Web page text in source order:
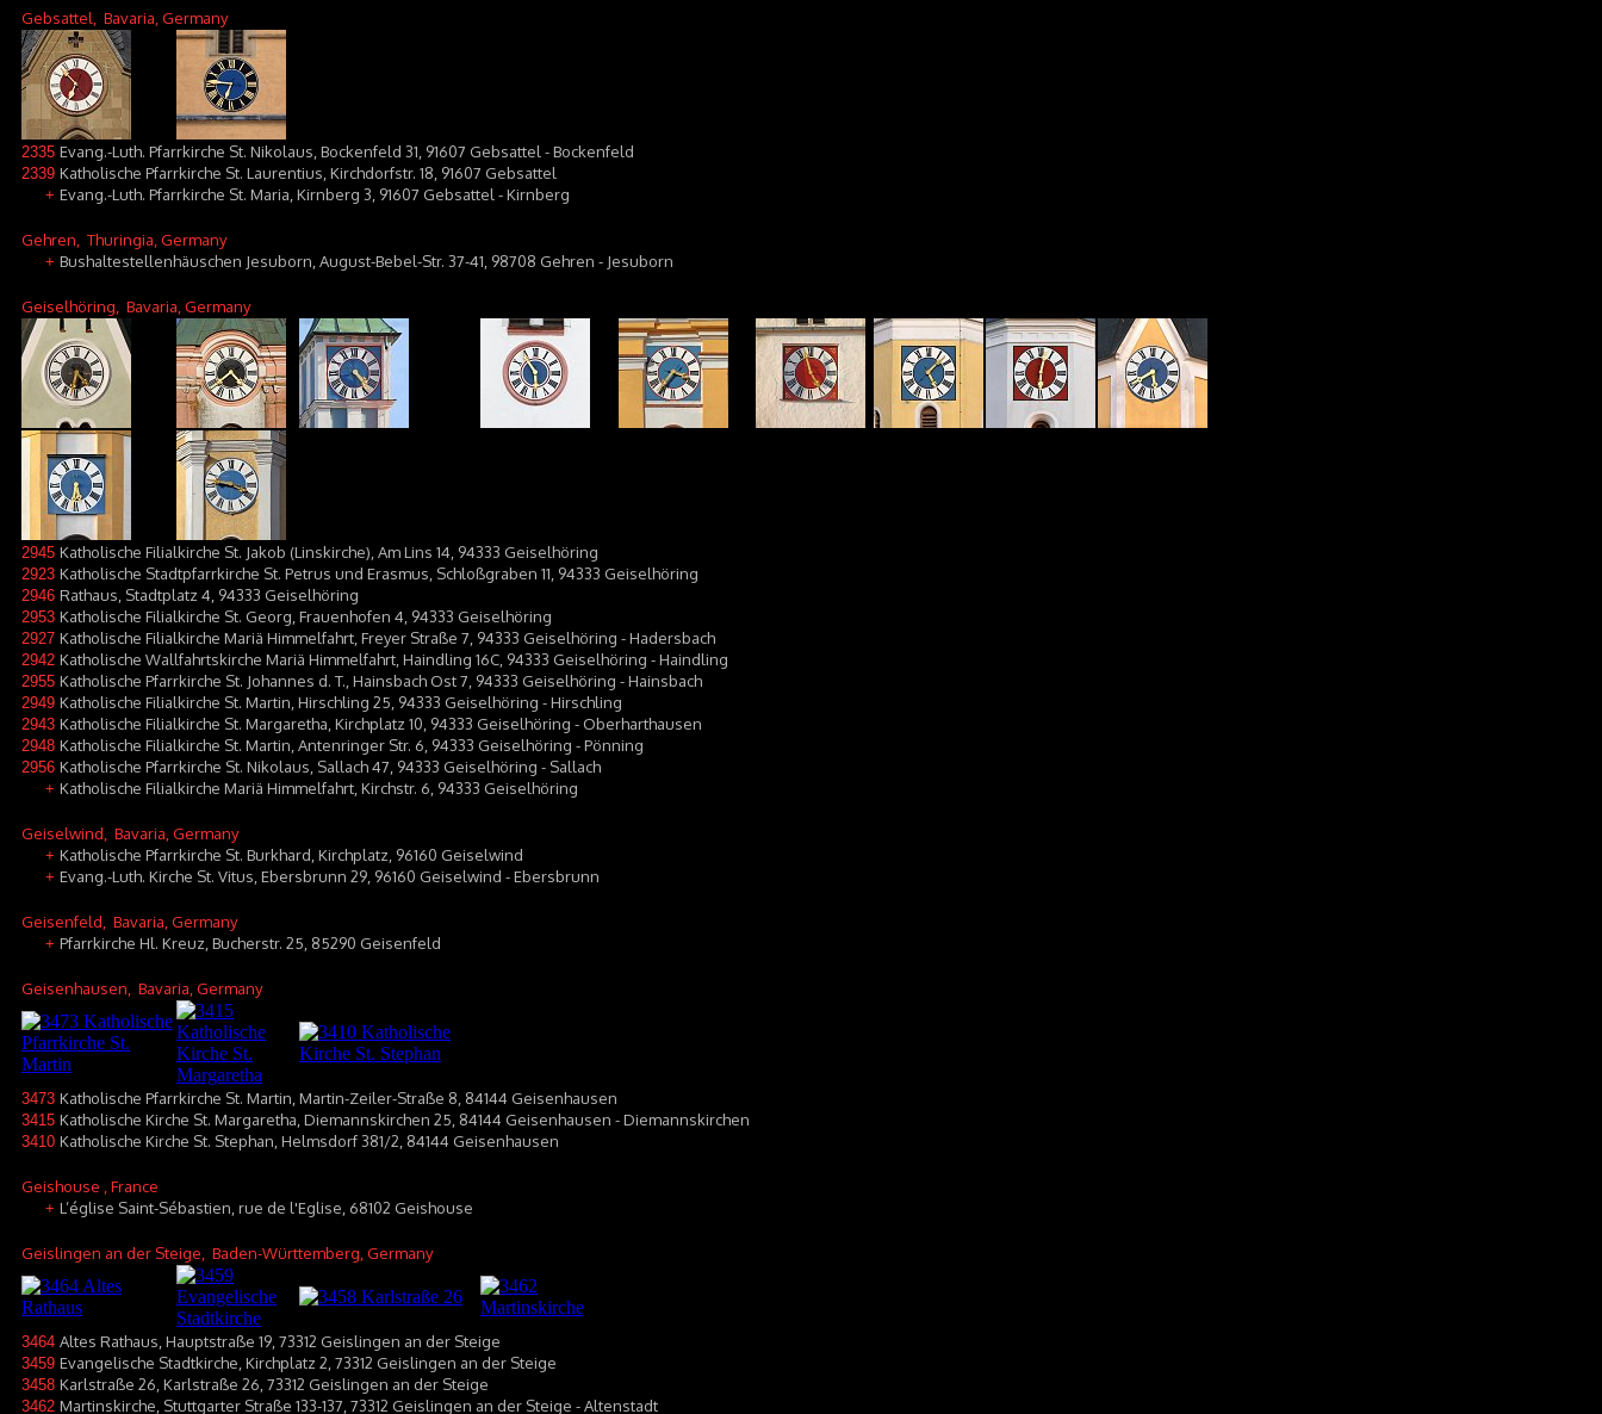
Gebsattel , Bavaria, Germany
2335 Evang.-Luth. Pfarrkirche St. Nikolaus, Bockenfeld 31, 91607 Gebsattel - Bockenfeld
2339 Katholische Pfarrkirche St. Laurentius, Kirchdorfstr. 18, 91607 Gebsattel
+ Evang.-Luth. Pfarrkirche St. Maria, Kirnberg 3, 91607 Gebsattel - Kirnberg
Gehren , Thuringia, Germany
+ Bushaltestellenhäuschen Jesuborn, August-Bebel-Str. 37-41, 98708 Gehren - Jesuborn
Geiselhöring , Bavaria, Germany
2945 Katholische Filialkirche St. Jakob (Linskirche), Am Lins 14, 94333 Geiselhöring
2923 Katholische Stadtpfarrkirche St. Petrus und Erasmus, Schloßgraben 11, 94333 Geiselhöring
2946 Rathaus, Stadtplatz 4, 94333 Geiselhöring
2953 Katholische Filialkirche St. Georg, Frauenhofen 4, 94333 Geiselhöring
2927 Katholische Filialkirche Mariä Himmelfahrt, Freyer Straße 7, 94333 Geiselhöring - Hadersbach
2942 Katholische Wallfahrtskirche Mariä Himmelfahrt, Haindling 16C, 94333 Geiselhöring - Haindling
2955 Katholische Pfarrkirche St. Johannes d. T., Hainsbach Ost 7, 94333 Geiselhöring - Hainsbach
2949 Katholische Filialkirche St. Martin, Hirschling 25, 94333 Geiselhöring - Hirschling
2943 Katholische Filialkirche St. Margaretha, Kirchplatz 10, 94333 Geiselhöring - Oberharthausen
2948 Katholische Filialkirche St. Martin, Antenringer Str. 6, 94333 Geiselhöring - Pönning
2956 Katholische Pfarrkirche St. Nikolaus, Sallach 47, 94333 Geiselhöring - Sallach
+ Katholische Filialkirche Mariä Himmelfahrt, Kirchstr. 6, 94333 Geiselhöring
Geiselwind , Bavaria, Germany
+ Katholische Pfarrkirche St. Burkhard, Kirchplatz, 96160 Geiselwind
+ Evang.-Luth. Kirche St. Vitus, Ebersbrunn 29, 96160 Geiselwind - Ebersbrunn
Geisenfeld , Bavaria, Germany
+ Pfarrkirche Hl. Kreuz, Bucherstr. 25, 85290 Geisenfeld
Geisenhausen , Bavaria, Germany
3473 Katholische Pfarrkirche St. Martin, Martin-Zeiler-Straße 8, 84144 Geisenhausen
3415 Katholische Kirche St. Margaretha, Diemannskirchen 25, 84144 Geisenhausen - Diemannskirchen
3410 Katholische Kirche St. Stephan, Helmsdorf 381/2, 84144 Geisenhausen
Geishouse , France
+ L’église Saint-Sébastien, rue de l'Eglise, 68102 Geishouse
Geislingen an der Steige , Baden-Württemberg, Germany
3464 Altes Rathaus, Hauptstraße 19, 73312 Geislingen an der Steige
3459 Evangelische Stadtkirche, Kirchplatz 2, 73312 Geislingen an der Steige
3458 Karlstraße 26, Karlstraße 26, 73312 Geislingen an der Steige
3462 Martinskirche, Stuttgarter Straße 133-137, 73312 Geislingen an der Steige - Altenstadt